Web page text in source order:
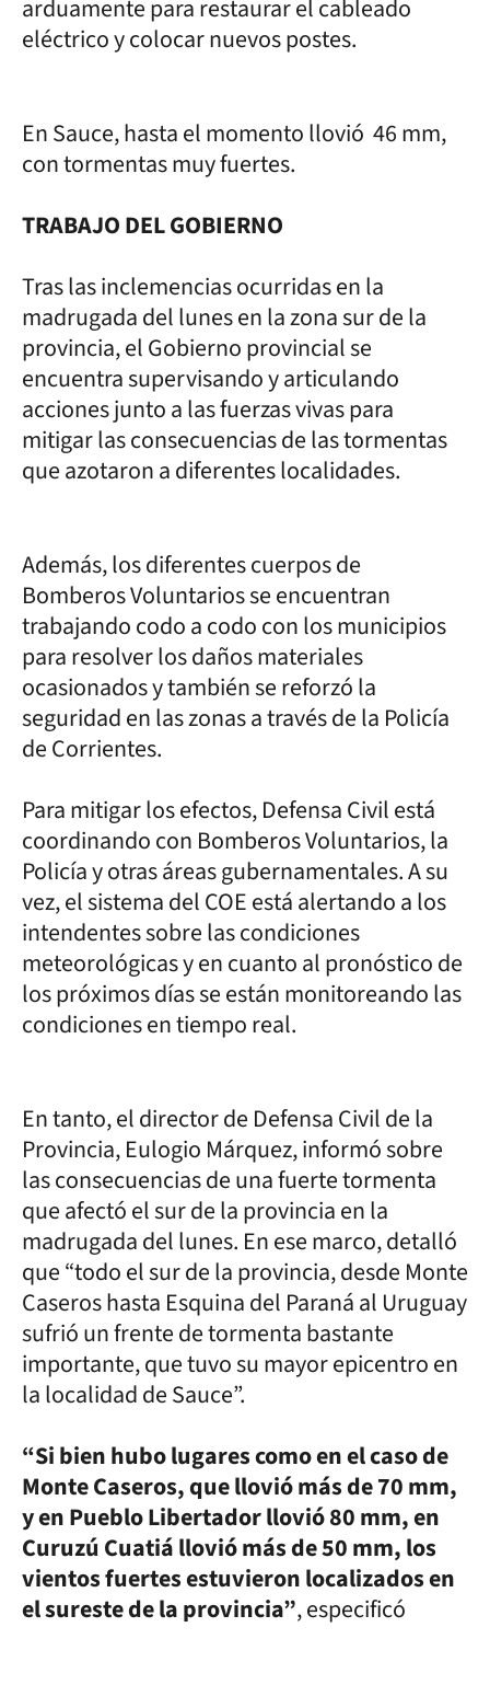
arduamente para restaurar el cableado
eléctrico y colocar nuevos postes.
En Sauce, hasta el momento llovió 46 mm,
con tormentas muy fuertes.
TRABAJO DEL GOBIERNO
Tras las inclemencias ocurridas en la
madrugada del lunes en la zona sur de la
provincia, el Gobierno provincial se
encuentra supervisando y articulando
acciones junto a las fuerzas vivas para
mitigar las consecuencias de las tormentas
que azotaron a diferentes localidades.
Además, los diferentes cuerpos de
Bomberos Voluntarios se encuentran
trabajando codo a codo con los municipios
para resolver los daños materiales
ocasionados y también se reforzó la
seguridad en las zonas a través de la Policía
de Corrientes.
Para mitigar los efectos, Defensa Civil está
coordinando con Bomberos Voluntarios, la
Policía y otras áreas gubernamentales. A su
vez, el sistema del COE está alertando a los
intendentes sobre las condiciones
meteorológicas y en cuanto al pronóstico de
los próximos días se están monitoreando las
condiciones en tiempo real.
En tanto, el director de Defensa Civil de la
Provincia, Eulogio Márquez, informó sobre
las consecuencias de una fuerte tormenta
que afectó el sur de la provincia en la
madrugada del lunes. En ese marco, detalló
que “todo el sur de la provincia, desde Monte
Caseros hasta Esquina del Paraná al Uruguay
sufrió un frente de tormenta bastante
importante, que tuvo su mayor epicentro en
la localidad de Sauce”.
“Si bien hubo lugares como en el caso de
Monte Caseros, que llovió más de 70 mm,
y en Pueblo Libertador llovió 80 mm, en
Curuzú Cuatiá llovió más de 50 mm, los
vientos fuertes estuvieron localizados en
el sureste de la provincia”, especificó